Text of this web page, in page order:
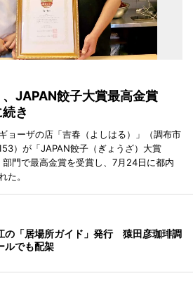
、JAPAN餃子大賞最高金賞
き
ョーザの店「吉春（よしはる）」（調布市
）が「JAPAN餃子（ぎょうざ）大賞
門で最高金賞を受賞し、7月24日に都内
た。
の「居場所ガイド」発行 猿田彦珈琲調
ルでも配架